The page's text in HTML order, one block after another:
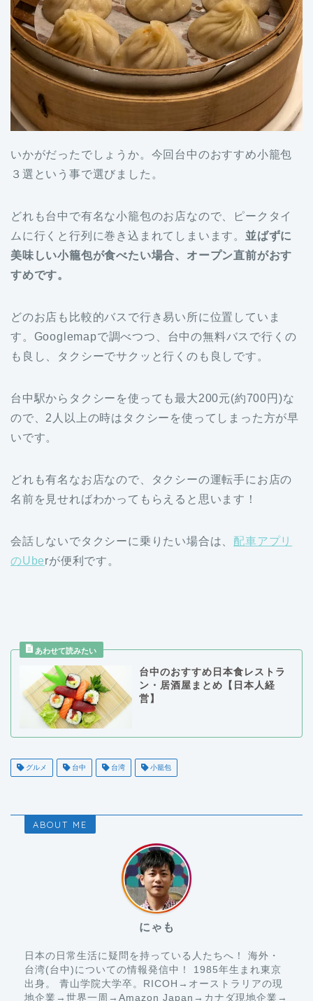
いかがだったでしょうか。今回台中のおすすめ小籠包
３選という事で選びました。
どれも台中で有名な小籠包のお店なので、ピークタイ
ムに行くと行列に巻き込まれてしまいます。 並ばずに
美味しい小籠包が食べたい場合、オープン直前がおす
すめです。
どのお店も比較的バスで行き易い所に位置していま
す。Googlemapで調べつつ、台中の無料バスで行くの
も良し、タクシーでサクッと行くのも良しです。
台中駅からタクシーを使っても最大200元(約700円)な
ので、2人以上の時はタクシーを使ってしまった方が早
いです。
どれも有名なお店なので、タクシーの運転手にお店の
名前を見せればわかってもらえると思います！
会話しないでタクシーに乗りたい場合は、 配車アプリ
のUberが便利です。
台中のおすすめ日本食レストラ
ン・居酒屋まとめ【日本人経
営】
グルメ 台中 台湾 小籠包
ABOUT ME
にゃも
日本の日常生活に疑問を持っている人たちへ！ 海外・
台湾(台中)についての情報発信中！ 1985年生まれ東京
出身。 青山学院大学卒。RICOH→オーストラリアの現
地企業→世界一周→Amazon Japan→カナダ現地企業→